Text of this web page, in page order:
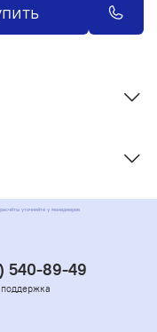
уточняйте у менеджеров
540-89-49